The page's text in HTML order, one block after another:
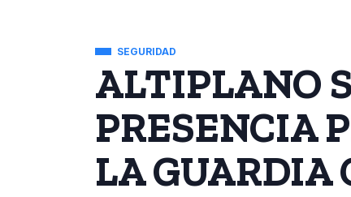
SEGURIDAD
ALTIPLANO
PRESENCIA
LA GUARDIA